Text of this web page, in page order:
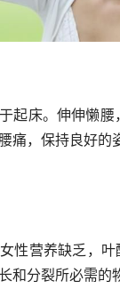
起床。伸伸懒腰
痛，保持良好的
性营养缺乏，
和分裂所必需的